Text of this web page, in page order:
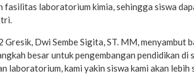
fasilitas laboratorium kimia, sehingga siswa
Dwi Sembe Sigita, ST. MM, menyambut
besar untuk pengembangan pendidikan di
laboratorium, kami yakin siswa kami akan lebih